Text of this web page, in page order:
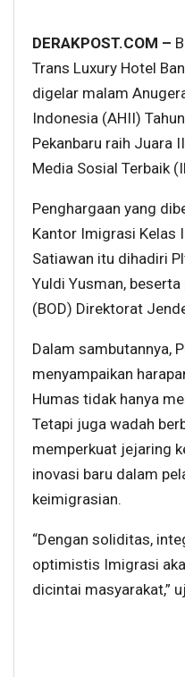
DERAKPOST.COM –
Trans Luxury Hotel
digelar malam
Indonesia (AHII)
Pekanbaru raih Juara
Media Sosial Terbaik
Penghargaan yang
Kantor Imigrasi Kelas I
Satiawan itu dihadiri
Yuldi Yusman,
(BOD) Direktorat
Dalam sambutannya,
menyampaikan
Humas tidak hanya
Tetapi juga wadah
memperkuat jejaring
inovasi baru dalam
keimigrasian.
“Dengan soliditas,
optimistis Imigrasi
dicintai masyarakat,”